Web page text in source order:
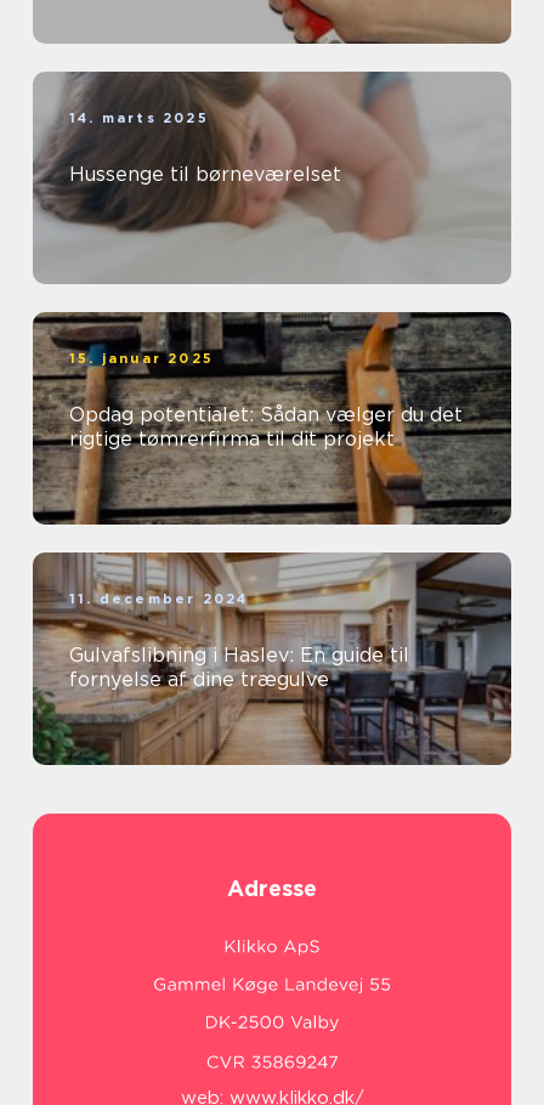
14. marts 2025
Hussenge til børneværelset
15. januar 2025
Opdag potentialet: Sådan vælger du det
rigtige tømrerfirma til dit projekt
11. december 2024
Gulvafslibning i Haslev: En guide til
fornyelse af dine trægulve
Adresse
web: www.klikko.dk/